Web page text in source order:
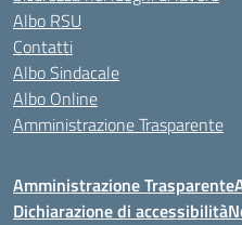
Albo RSU
Contatti
Albo Sindacale
Albo Online
Amministrazione Trasparente
Amministrazione Trasparente
Dichiarazione di accessibilità